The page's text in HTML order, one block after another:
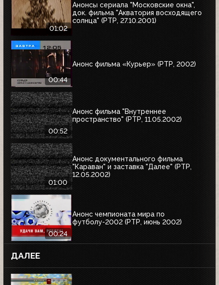
01:02
Анонсы сериала "Московские окна",
док. фильма "Акватория восходящего
солнца" (РТР, 27.10.2001)
00:44
Анонс фильма «Курьер» (РТР, 2002)
00:52
Анонс фильма "Внутреннее
пространство" (РТР, 11.05.2002)
01:00
Анонс документального фильма
"Караван" и заставка "Далее" (РТР,
12.05.2002)
00:24
Анонс чемпионата мира по
футболу-2002 (РТР, июнь 2002)
ДАЛЕЕ